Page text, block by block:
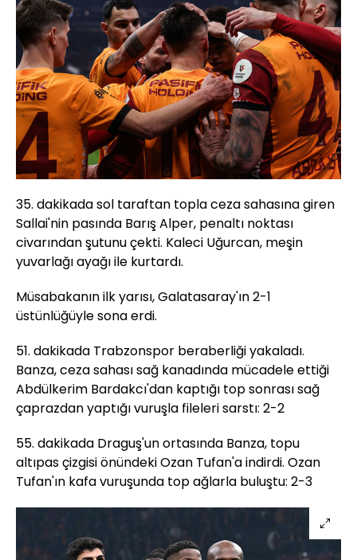
35. dakikada sol taraftan topla ceza sahasına giren
Sallai'nin pasında Barış Alper, penaltı noktası
civarından şutunu çekti. Kaleci Uğurcan, meşin
yuvarlağı ayağı ile kurtardı.
Müsabakanın ilk yarısı, Galatasaray'ın 2-1
üstünlüğüyle sona erdi.
51. dakikada Trabzonspor beraberliği yakaladı.
Banza, ceza sahası sağ kanadında mücadele ettiği
Abdülkerim Bardakcı'dan kaptığı top sonrası sağ
çaprazdan yaptığı vuruşla fileleri sarstı: 2-2
55. dakikada Draguş'un ortasında Banza, topu
altıpas çizgisi önündeki Ozan Tufan'a indirdi. Ozan
Tufan'ın kafa vuruşunda top ağlarla buluştu: 2-3